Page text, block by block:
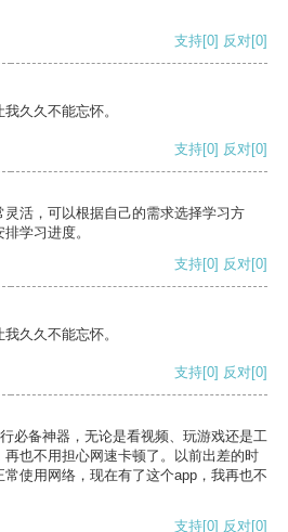
支持[0] 反对[0]
久久不能忘怀。
支持[0] 反对[0]
活，可以根据自己的需求选择学习方
学习进度。
支持[0] 反对[0]
久久不能忘怀。
支持[0] 反对[0]
必备神器，无论是看视频、玩游戏还是工
也不用担心网速卡顿了。以前出差的时
使用网络，现在有了这个app，我再也不
支持[0] 反对[0]